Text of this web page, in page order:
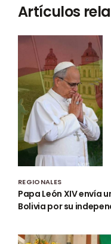
Artículos
REGIONALES
Papa León XIV envía
Bolivia por su